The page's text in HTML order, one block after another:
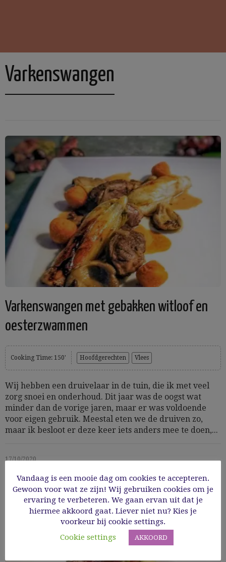
Varkenswangen
Varkenswangen met gebakken witloof en
oesterzwammen
Cooking Time: 150' Hoofdgerechten Vlees
Wij hebben een druivelaar in de tuin, die ik met veel
zorg snoei en onderhoud. Dit jaar was de oogst wat
minder dan de vorige jaren, maar er was voldoende
voor eigen gebruik. Meestal eten we de druiven zo,
maar ik besloot er deze keer iets anders mee te doen,...
17/10/2020
Vandaag is een mooie dag om cookies te accepteren.
Gewoon voor wat ze zijn! Wij gebruiken cookies om je
ervaring te verbeteren. We gaan ervan uit dat je
hiermee akkoord gaat. Liever niet nu? Kies je
voorkeur bij cookie settings.
Cookie settings
AKKOORD